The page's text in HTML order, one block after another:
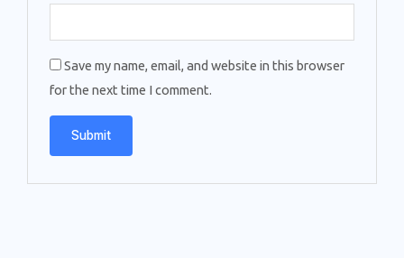
Save my name, email, and website in this browser
for the next time I comment.